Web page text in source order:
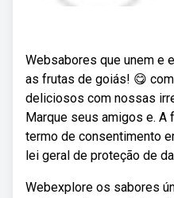
Websabores que unem e
as frutas de goiás! 😋
deliciosos com nossas
Marque seus amigos e.
termo de consentimento
lei geral de proteção de
Webexplore os sabores